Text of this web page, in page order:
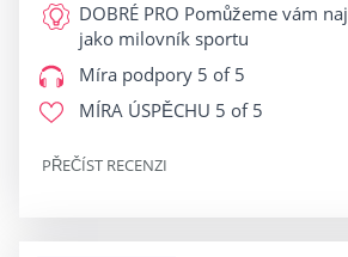
DOBRÉ PRO Pomůžeme vám
jako milovník sportu
Míra podpory 5 of 5
MÍRA ÚSPĚCHU 5 of 5
PŘEČÍST RECENZI